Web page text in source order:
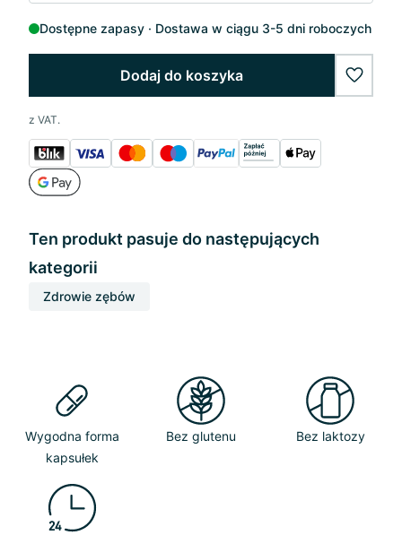
Dostępne zapasy Dostawa w ciągu 3-5 dni roboczych
Dodaj do koszyka
z VAT.
Ten produkt pasuje do następujących
kategorii
Zdrowie zębów
Wygodna forma
kapsułek
Bez glutenu Bez laktozy